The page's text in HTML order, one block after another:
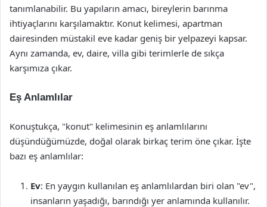
tanımlanabilir. Bu yapıların amacı, bireylerin barınma
ihtiyaçlarını karşılamaktır. Konut kelimesi, apartman
dairesinden müstakil eve kadar geniş bir yelpazeyi kapsar.
Aynı zamanda, ev, daire, villa gibi terimlerle de sıkça
karşımıza çıkar.
Eş Anlamlılar
Konuştukça, "konut" kelimesinin eş anlamlılarını
düşündüğümüzde, doğal olarak birkaç terim öne çıkar. İşte
bazı eş anlamlılar:
Ev: En yaygın kullanılan eş anlamlılardan biri olan "ev",
insanların yaşadığı, barındığı yer anlamında kullanılır.